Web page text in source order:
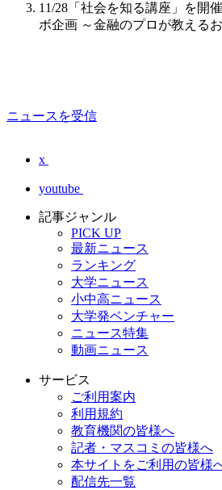
11/28「社会を知る講座」を開
ボ企画 ～金融のプロが教える
ニュースを受信
x
youtube
記事ジャンル
PICK UP
最新ニュース
ランキング
大学ニュース
小中高ニュース
大学発ベンチャー
ニュース特集
動画ニュース
サービス
ご利用案内
利用規約
教育機関の皆様へ
記者・マスコミの皆様へ
本サイトをご利用の皆様
配信先一覧